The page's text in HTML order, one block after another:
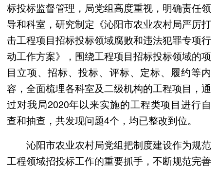
标投标监督管理，局党组高度重视，明确责任领
导和科室，研究制定《沁阳市农业农村局严厉打
击工程项目招标投标领域腐败和违法犯罪专项行
动工作方案》，围绕工程项目招标投标领域的项
目立项、招标、投标、评标、定标、履约等内
容，全面梳理各科室及二级机构的工程项目，通
过对我局2020年以来实施的工程类项目进行自
查和抽查，共发现问题4个，均已整改到位。
沁阳市农业农村局党组把制度建设作为规范
工程领域招投标工作的重要抓手，不断规范完善